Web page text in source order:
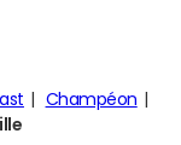
Champéon